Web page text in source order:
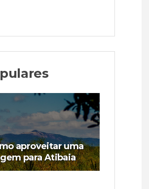
aproveitar uma
para Atibaia